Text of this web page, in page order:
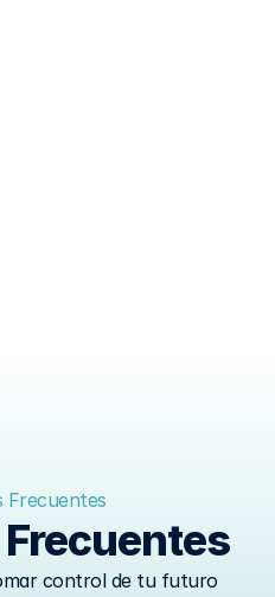
Frecuentes
control de tu futuro